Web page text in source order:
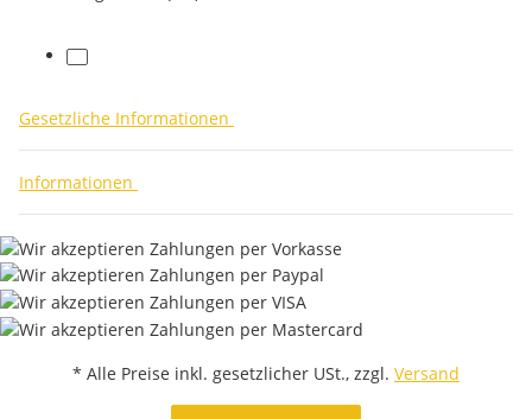
facebook
Gesetzliche Informationen
Informationen
* Alle Preise inkl. gesetzlicher USt., zzgl. Versand